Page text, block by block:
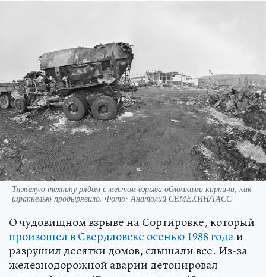
Тяжелую технику рядом с местом взрыва обломками кирпича, как
шрапнелью продырявило. Фото: Анатолий СЕМЕХИН/ТАСС
О чудовищном взрыве на Сортировке, который
произошел в Свердловске осенью 1988 годаи
разрушил десятки домов, слышали все. Из-за
железнодорожной аварии детонировал